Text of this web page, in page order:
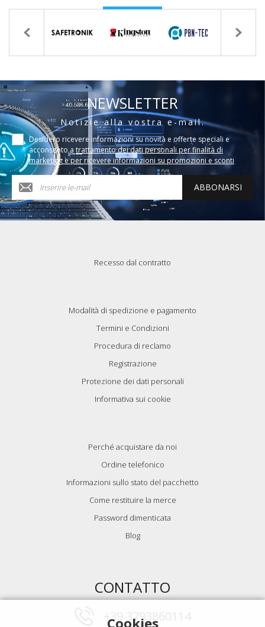
NEWSLETTER
Notizie alla vostra e-mail.
Desidero ricevere informazioni su novità e offerte speciali e
acconsento a trattamento dei dati personali per finalità di
marketing e per ricevere informazioni su promozioni e sconti
ABBONARSI
Recesso dal contratto
Modalità di spedizione e pagamento
Termini e Condizioni
Procedura di reclamo
Registrazione
Protezione dei dati personali
Informativa sui cookie
Perché acquistare da noi
Ordine telefonico
Informazioni sullo stato del pacchetto
Come restituire la merce
Password dimenticata
Blog
CONTATTO
+39 3793860114
Cookies